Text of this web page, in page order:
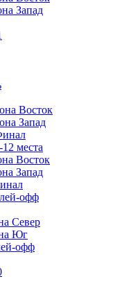
Запад
Восток
Запад
места
Восток
Запад
офф
Север
Юг
офф